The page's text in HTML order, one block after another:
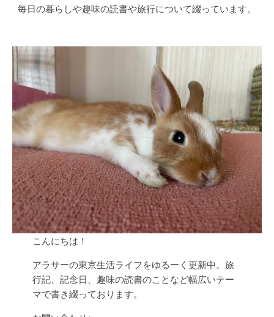
毎日の暮らしや趣味の読書や旅行について綴っています。
こんにちは！
アラサーの東京生活ライフをゆるーく更新中。旅
行記、記念日、趣味の読書のことなど幅広いテー
マで書き綴っております。